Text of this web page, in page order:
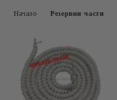
Начало Резервни части